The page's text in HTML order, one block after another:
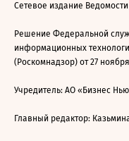
Сетевое издание
Решение Федеральной
информационных
(Роскомнадзор) от 27
Учредитель: АО «Бизнес
Главный редактор: